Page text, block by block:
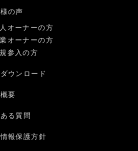
の声
オーナーの方
オーナーの方
参入の方
ウンロード
要
る質問
報保護方針